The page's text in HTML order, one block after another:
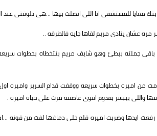
معايا للمستشفى انا اللى اتصلت بيها ...هى دلوقتى عند
مره عشان ينادى مريم لقاها جايه فالطرقه ..
باقى جملته ببطئ وهو شايف مريم بتتخطاه بخطوات
من اميره بخطوات سريعه ووقفت قدام السرير
واللى بيبشر بقدوم اقوى عاصفه مرت على حياة اميره .
ايدها وضربت اميره قلم خلى دماغها لفت من قوته